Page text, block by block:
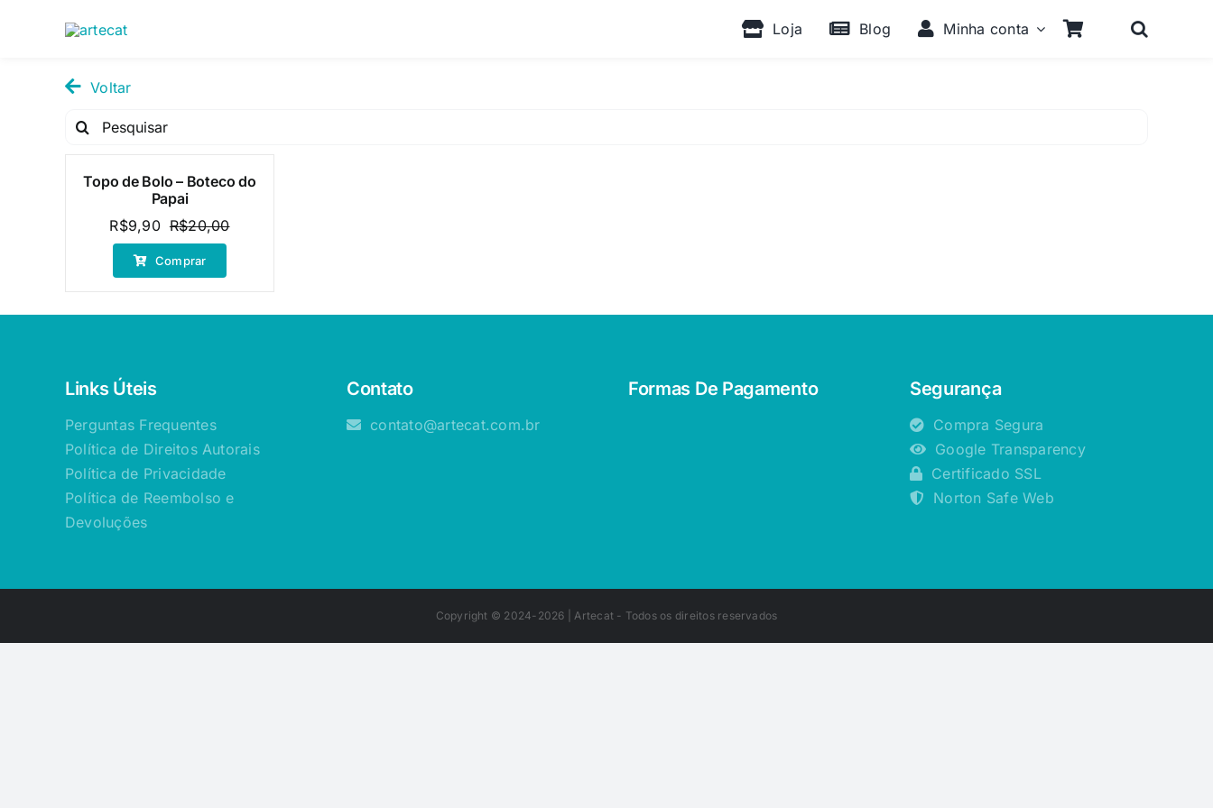
Loja Blog Minha conta
Voltar
Pesquisar
Oferta!
Topo de Bolo – Boteco do
Papai
R$20,00O
R$9,90
O
Comprar
Links Úteis
Perguntas Frequentes
Política de Direitos Autorais
Política de Privacidade
Política de Reembolso e
Devoluções
Contato
contato@artecat.com.br
Formas De Pagamento Segurança
Compra Segura
Google Transparency
Certificado SSL
Norton Safe Web
Copyright © 2024-2026 |Artecat - Todos os direitos reservados